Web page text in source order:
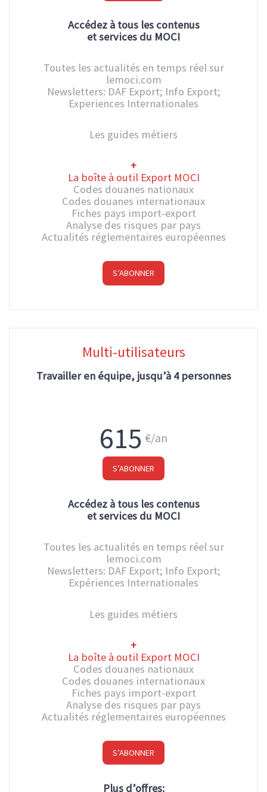
Accédez à tous les contenus
et services du MOCI
Toutes les actualités en temps réel sur
lemoci.com
Newsletters: DAF Export; Info Export;
Experiences Internationales
Les guides métiers
+
La boîte à outil Export MOCI
Codes douanes nationaux
Codes douanes internationaux
Fiches pays import-export
Analyse des risques par pays
Actualités réglementaires européennes
S’ABONNER
Multi-utilisateurs
Travailler en équipe, jusqu’à 4 personnes
615 €/an
S’ABONNER
Accédez à tous les contenus
et services du MOCI
Toutes les actualités en temps réel sur
lemoci.com
Newsletters: DAF Export; Info Export;
Expériences Internationales
Les guides métiers
+
La boîte à outil Export MOCI
Codes douanes nationaux
Codes douanes internationaux
Fiches pays import-export
Analyse des risques par pays
Actualités réglementaires européennes
S’ABONNER
Plus d’offres: